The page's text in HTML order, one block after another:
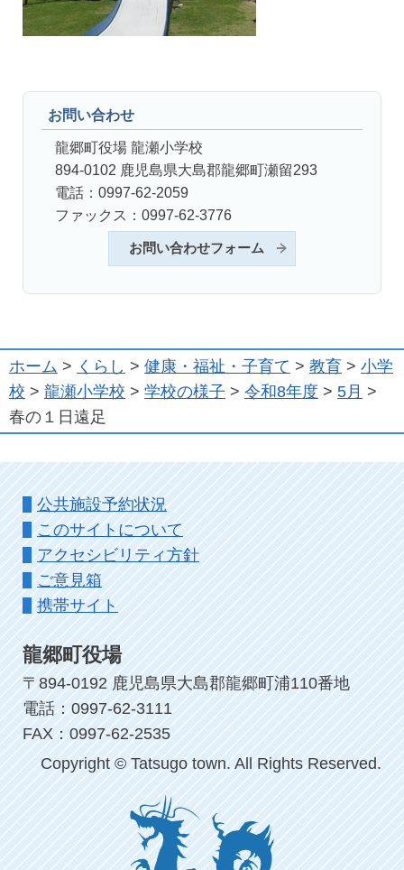
お問い合わせ
龍郷町役場 龍瀬小学校
894-0102 鹿児島県大島郡龍郷町瀬留293
電話：0997-62-2059
ファックス：0997-62-3776
お問い合わせフォーム
ホーム > くらし > 健康・福祉・子育て > 教育 > 小学
校 > 龍瀬小学校 > 学校の様子 > 令和8年度 > 5月 >
春の１日遠足
公共施設予約状況
このサイトについて
アクセシビリティ方針
ご意見箱
携帯サイト
龍郷町役場
〒894-0192 鹿児島県大島郡龍郷町浦110番地
電話：0997-62-3111
FAX：0997-62-2535
Copyright © Tatsugo town. All Rights Reserved.